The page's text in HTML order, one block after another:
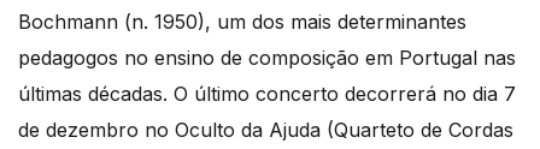
Bochmann (n. 1950), um dos mais determinantes
pedagogos no ensino de composição em Portugal nas
últimas décadas. O último concerto decorrerá no dia 7
de dezembro no Oculto da Ajuda (Quarteto de Cordas